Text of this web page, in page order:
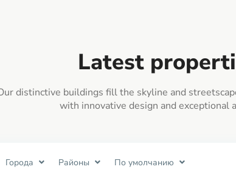
Latest
distinctive buildings fill the skyline and
with innovative design and exceptional
Города Районы По умолчанию